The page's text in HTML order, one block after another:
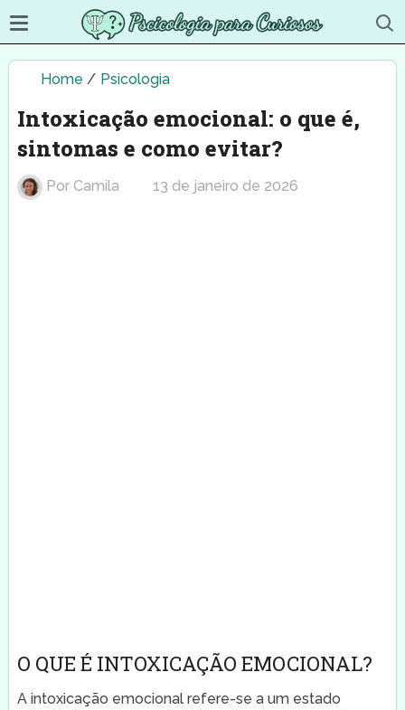
Home / Psicologia
Intoxicação emocional: o que é,
sintomas e como evitar?
Por Camila 13 de janeiro de 2026
O QUE É INTOXICAÇÃO EMOCIONAL?
A intoxicação emocional refere-se a um estado